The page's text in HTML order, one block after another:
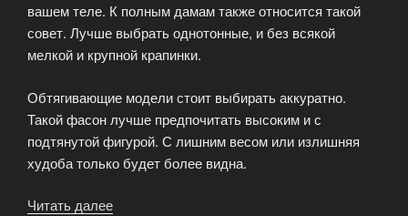
вашем теле. К полным дамам также относится такой
совет. Лучше выбрать однотонные, и без всякой
мелкой и крупной крапинки.
Обтягивающие модели стоит выбирать аккуратно.
Такой фасон лучше предпочитать высоким и с
подтянутой фигурой. С лишним весом или излишняя
худоба только будет более видна.
Читать далее